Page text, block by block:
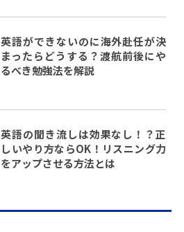
英語ができないのに海外赴任が決
まったらどうする？渡航前後にや
るべき勉強法を解説
英語の聞き流しは効果なし！？正
しいやり方ならOK！リスニング力
をアップさせる方法とは